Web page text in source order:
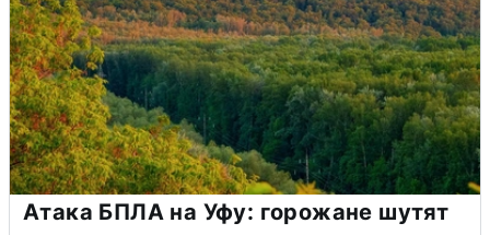
Атака БПЛА на Уфу: горожане шутят